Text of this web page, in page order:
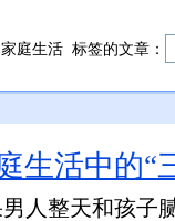
家庭生活 标签的文章：
生活中的“
人整天和孩子